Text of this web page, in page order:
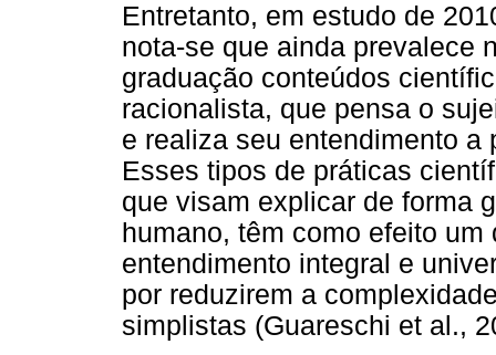
Entretanto, em estudo de
nota-se que ainda prevalece
graduação conteúdos
racionalista, que pensa o
e realiza seu entendimento
Esses tipos de práticas
que visam explicar de forma
humano, têm como efeito
entendimento integral e
por reduzirem a
simplistas (Guareschi et al.,